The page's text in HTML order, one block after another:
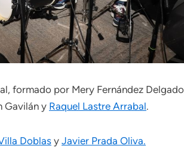
formado por Mery Fernández Delgado
Gavilán y Raquel Lastre Arrabal.
Doblas y Javier Prada Oliva.